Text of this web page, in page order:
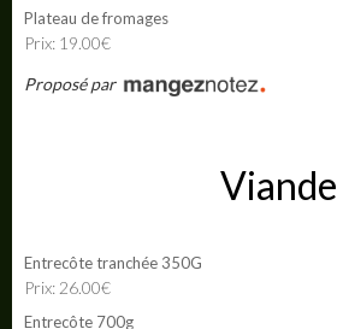
Plateau de fromages
Prix: 19.00€
Proposé par
Viande
Entrecôte tranchée 350G
Prix: 26.00€
Entrecôte 700g